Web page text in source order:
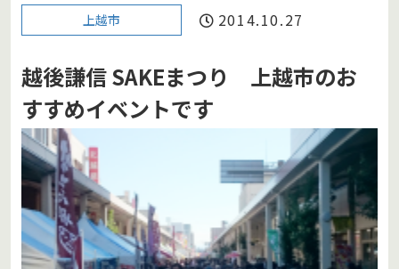
上越市 2014.10.27
越後謙信 SAKEまつり 上越市のお
すすめイベントです